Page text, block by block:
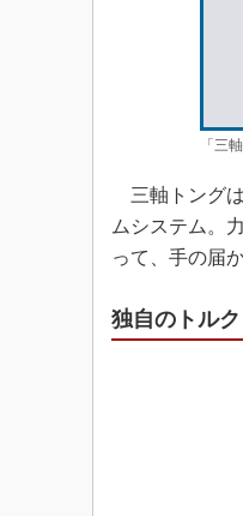
「三
三軸トングは
ムシステム。
って、手の届
独自のトル